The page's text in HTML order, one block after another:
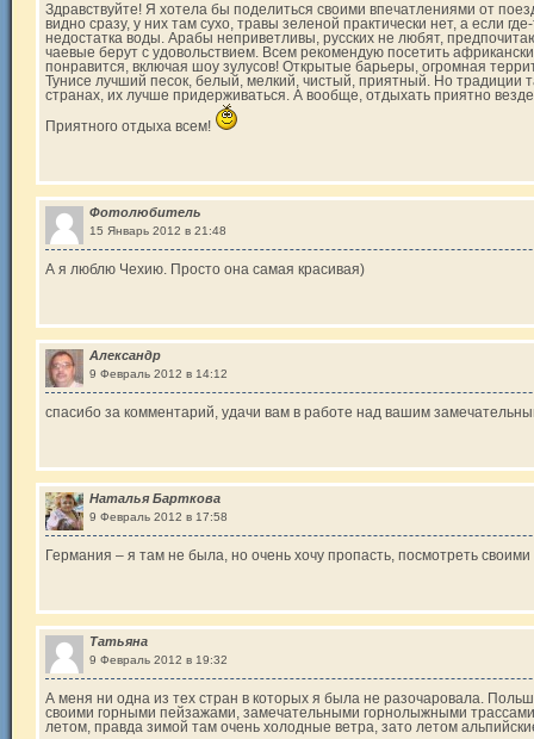
Здравствуйте! Я хотела бы поделиться своими впечатлениями от
видно сразу, у них там сухо, травы зеленой практически нет, а если
недостатка воды. Арабы неприветливы, русских не любят,
чаевые берут с удовольствием. Всем рекомендую посетить
понравится, включая шоу зулусов! Открытые барьеры, огромная
Тунисе лучший песок, белый, мелкий, чистый, приятный. Но традиции
странах, их лучше придерживаться. А вообще, отдыхать приятно
Приятного отдыха всем!
Фотолюбитель
15 Январь 2012 в 21:48
А я люблю Чехию. Просто она самая красивая)
Александр
9 Февраль 2012 в 14:12
спасибо за комментарий, удачи вам в работе над вашим
Наталья Барткова
9 Февраль 2012 в 17:58
Германия – я там не была, но очень хочу пропасть, посмотреть своими
Татьяна
9 Февраль 2012 в 19:32
А меня ни одна из тех стран в которых я была не разочаровала.
своими горными пейзажами, замечательными горнолыжными
летом, правда зимой там очень холодные ветра, зато летом